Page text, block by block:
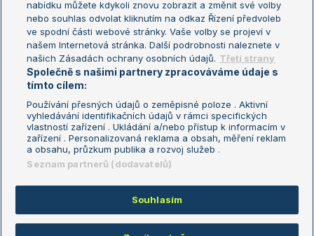
Aktualní trendy
Fotbalové přestupy
Livesport Daily
LS Prague Open
Podmínky užití
Nastavení soukromí
GDPR a žurnalistika
Reklama
Kontakt
Informace o zpracování osobních
údajů
Copyright © 2008-2026 TenisPortal.cz. Využíváme zpravodajství ČTK.
nabídku můžete kdykoli znovu zobrazit a změnit své volby
nebo souhlas odvolat kliknutím na odkaz Řízení předvoleb
ve spodní části webové stránky. Vaše volby se projeví v
našem Internetová stránka. Další podrobnosti naleznete v
našich Zásadách ochrany osobních údajů. Třetí strany
Společně s našimi partnery zpracováváme údaje s
tímto cílem:
Používání přesných údajů o zeměpisné poloze . Aktivní
vyhledávání identifikačních údajů v rámci specifických
vlastností zařízení . Ukládání a/nebo přístup k informacím v
zařízení . Personalizovaná reklama a obsah, měření reklam
a obsahu, průzkum publika a rozvoj služeb .
Seznam partnerů (dodavatelů)
Souhlasím